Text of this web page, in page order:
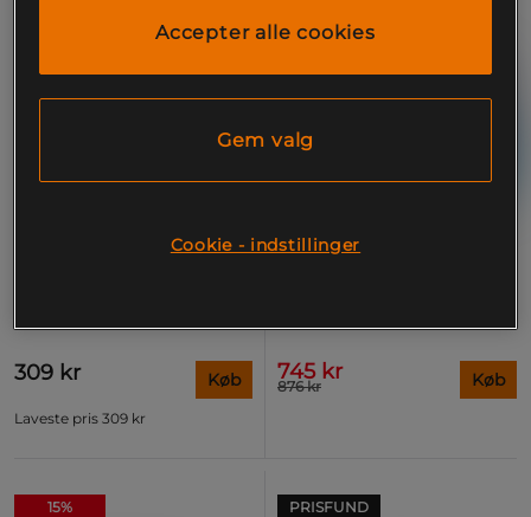
+ 8 varianter
309 kr
Laveste pris 309 kr
Køb 745 kr
876 kr Køb
15% PRISFUND
Accepter alle cookies
Gem valg
Cookie - indstillinger